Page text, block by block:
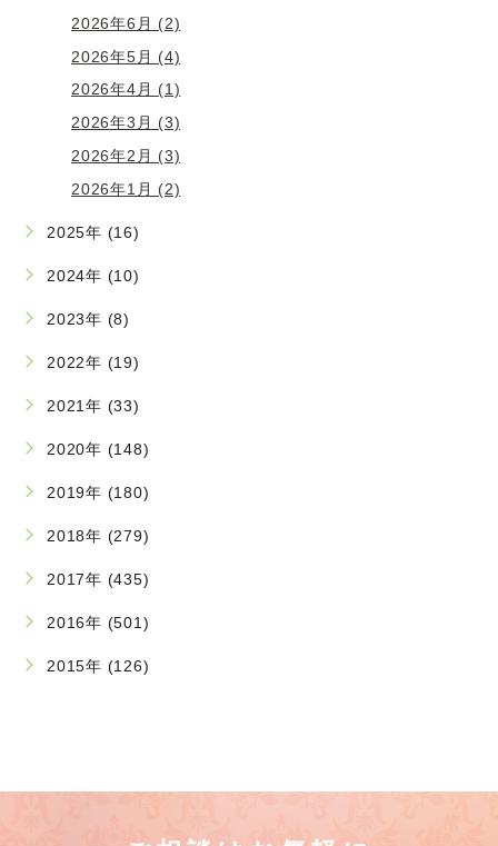
2026年6月 (2)
2026年5月 (4)
2026年4月 (1)
2026年3月 (3)
2026年2月 (3)
2026年1月 (2)
2025年 (16)
2024年 (10)
2023年 (8)
2022年 (19)
2021年 (33)
2020年 (148)
2019年 (180)
2018年 (279)
2017年 (435)
2016年 (501)
2015年 (126)